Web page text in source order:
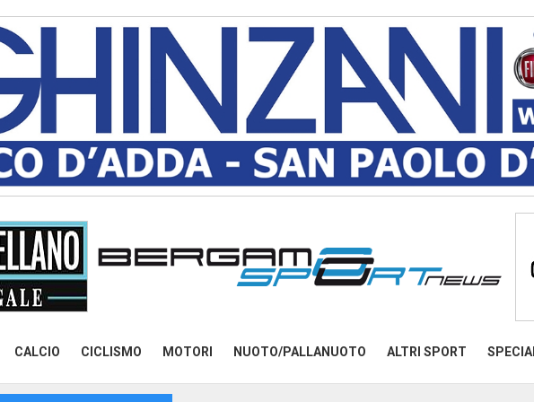
CALCIO CICLISMO MOTORI NUOTO/PALLANUOTO ALTRI SPORT